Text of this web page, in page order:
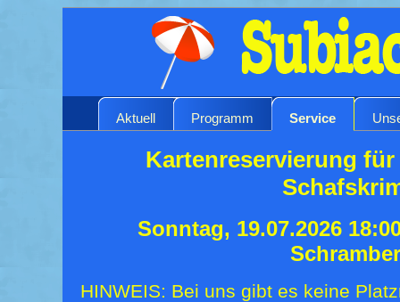
Aktuell Programm Service
Kartenreservierung
Sonntag, 19.07.2026
HINWEIS: Bei uns gibt es keine